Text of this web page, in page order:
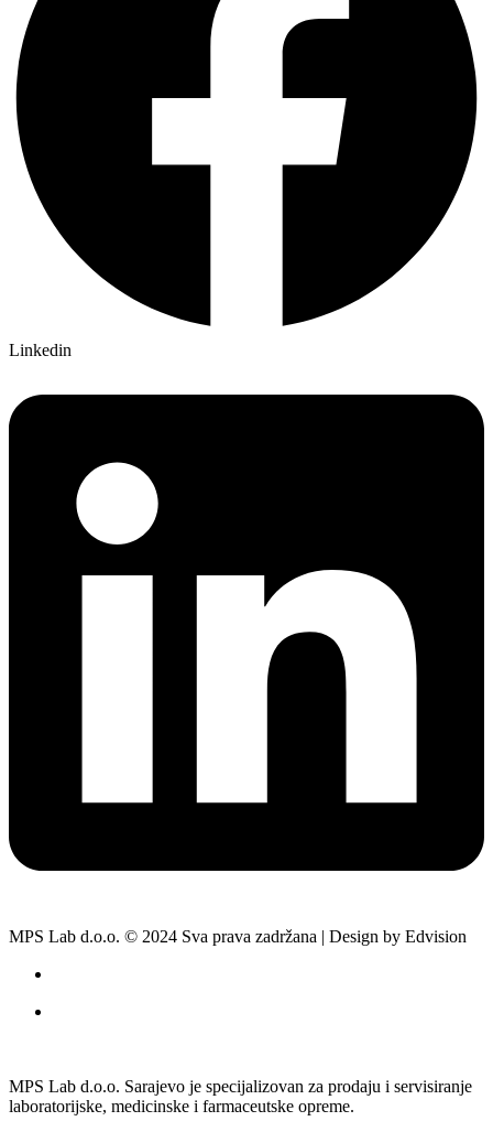
Linkedin
MPS Lab d.o.o. © 2024 Sva prava zadržana | Design by Edvision
MPS Lab d.o.o. Sarajevo je specijalizovan za prodaju i servisiranje
laboratorijske, medicinske i farmaceutske opreme.